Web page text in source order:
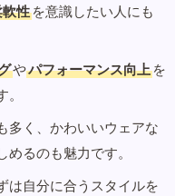
性 を意識したい人にも
やパフォーマンス向上 を
多く、かわいいウェアな
るのも魅力です。
は自分に合うスタイルを